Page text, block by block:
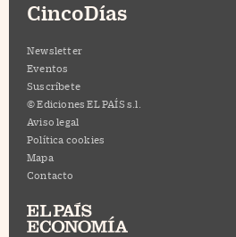
CincoDías
Newsletter
Eventos
Suscríbete
© Ediciones EL PAÍS s.l.
Aviso legal
Política cookies
Mapa
Contacto